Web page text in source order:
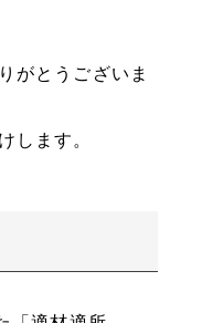
がとうございま
します。